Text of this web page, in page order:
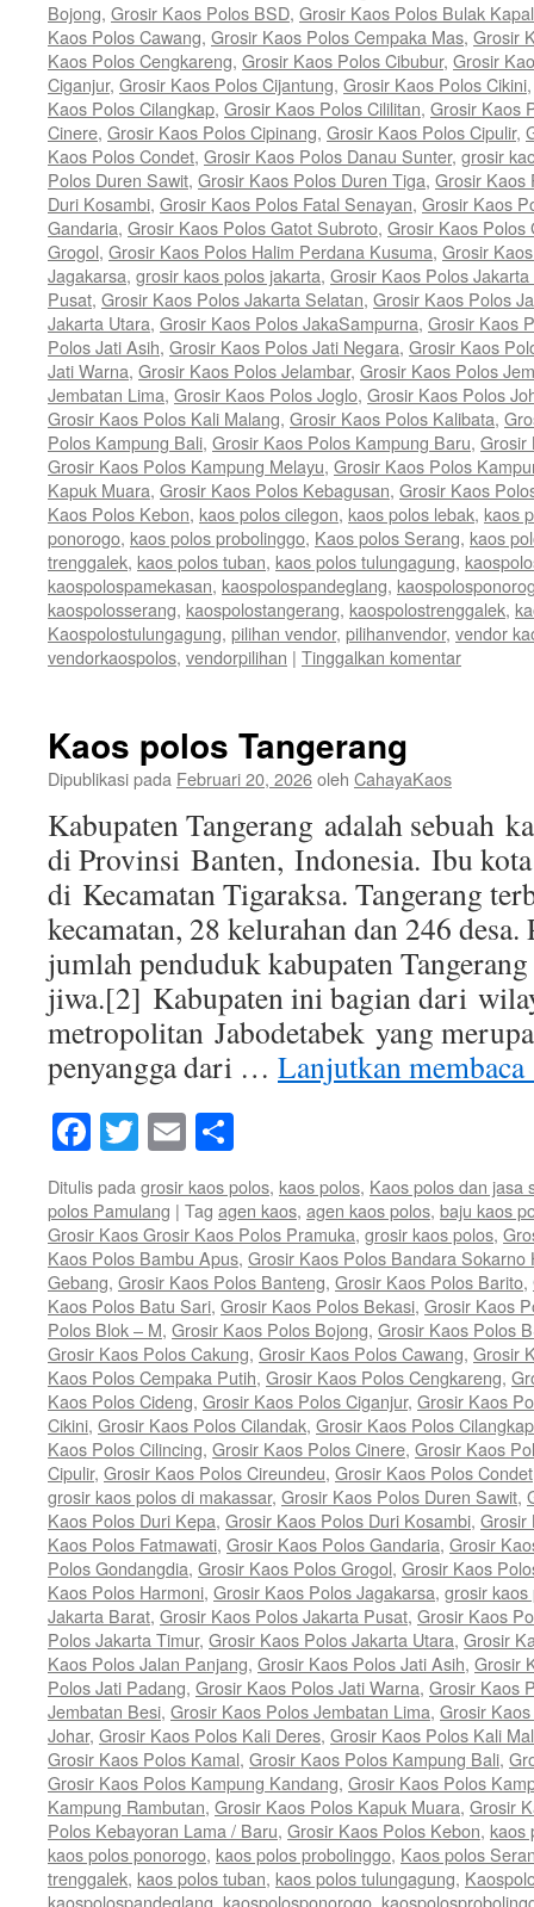
Bojong, Grosir Kaos Polos BSD, Grosir Kaos Polos Bulak Kapal
Kaos Polos Cawang, Grosir Kaos Polos Cempaka Mas, Grosir
Kaos Polos Cengkareng, Grosir Kaos Polos Cibubur, Grosir
Ciganjur, Grosir Kaos Polos Cijantung, Grosir Kaos Polos Cikini
Kaos Polos Cilangkap, Grosir Kaos Polos Cililitan, Grosir Kaos
Cinere, Grosir Kaos Polos Cipinang, Grosir Kaos Polos Cipulir,
Kaos Polos Condet, Grosir Kaos Polos Danau Sunter, grosir
Polos Duren Sawit, Grosir Kaos Polos Duren Tiga, Grosir Kaos
Duri Kosambi, Grosir Kaos Polos Fatal Senayan, Grosir Kaos
Gandaria, Grosir Kaos Polos Gatot Subroto, Grosir Kaos Polos
Grogol, Grosir Kaos Polos Halim Perdana Kusuma, Grosir
Jagakarsa, grosir kaos polos jakarta, Grosir Kaos Polos
Pusat, Grosir Kaos Polos Jakarta Selatan, Grosir Kaos Polos
Jakarta Utara, Grosir Kaos Polos JakaSampurna, Grosir Kaos
Polos Jati Asih, Grosir Kaos Polos Jati Negara, Grosir Kaos
Jati Warna, Grosir Kaos Polos Jelambar, Grosir Kaos Polos
Jembatan Lima, Grosir Kaos Polos Joglo, Grosir Kaos Polos
Grosir Kaos Polos Kali Malang, Grosir Kaos Polos Kalibata,
Polos Kampung Bali, Grosir Kaos Polos Kampung Baru, Grosir
Grosir Kaos Polos Kampung Melayu, Grosir Kaos Polos
Kapuk Muara, Grosir Kaos Polos Kebagusan, Grosir Kaos
Kaos Polos Kebon, kaos polos cilegon, kaos polos lebak, kaos
ponorogo, kaos polos probolinggo, Kaos polos Serang, kaos
trenggalek, kaos polos tuban, kaos polos tulungagung,
kaospolospamekasan, kaospolospandeglang,
kaospolosserang, kaospolostangerang, kaospolostrenggalek,
Kaospolostulungagung, pilihan vendor, pilihanvendor, vendor
vendorkaospolos, vendorpilihan | Tinggalkan komentar
Kaos polos Tangerang
Dipublikasi pada Februari 20, 2026oleh CahayaKaos
Kabupaten Tangerang adalah sebuah
di Provinsi Banten, Indonesia. Ibu
di Kecamatan Tigaraksa. Tangerang
kecamatan, 28 kelurahan dan 246
jumlah penduduk kabupaten
jiwa.[2] Kabupaten ini bagian dari
metropolitan Jabodetabek yang
penyangga dari … Lanjutkan membaca
Facebook
Twitter
Email
Ditulis padagrosir kaos polos, kaos polos, Kaos polos dan jasa
polos Pamulang | Tag agen kaos, agen kaos polos, baju kaos
Grosir Kaos Grosir Kaos Polos Pramuka, grosir kaos polos,
Kaos Polos Bambu Apus, Grosir Kaos Polos Bandara Sokarno
Gebang, Grosir Kaos Polos Banteng, Grosir Kaos Polos Barito,
Kaos Polos Batu Sari, Grosir Kaos Polos Bekasi, Grosir Kaos
Polos Blok – M, Grosir Kaos Polos Bojong, Grosir Kaos Polos
Grosir Kaos Polos Cakung, Grosir Kaos Polos Cawang, Grosir
Kaos Polos Cempaka Putih, Grosir Kaos Polos Cengkareng,
Kaos Polos Cideng, Grosir Kaos Polos Ciganjur, Grosir Kaos
Cikini, Grosir Kaos Polos Cilandak, Grosir Kaos Polos Cilangkap
Kaos Polos Cilincing, Grosir Kaos Polos Cinere, Grosir Kaos
Cipulir, Grosir Kaos Polos Cireundeu, Grosir Kaos Polos Condet
grosir kaos polos di makassar, Grosir Kaos Polos Duren Sawit,
Kaos Polos Duri Kepa, Grosir Kaos Polos Duri Kosambi, Grosir
Kaos Polos Fatmawati, Grosir Kaos Polos Gandaria, Grosir
Polos Gondangdia, Grosir Kaos Polos Grogol, Grosir Kaos
Kaos Polos Harmoni, Grosir Kaos Polos Jagakarsa, grosir kaos
Jakarta Barat, Grosir Kaos Polos Jakarta Pusat, Grosir Kaos
Polos Jakarta Timur, Grosir Kaos Polos Jakarta Utara, Grosir
Kaos Polos Jalan Panjang, Grosir Kaos Polos Jati Asih, Grosir
Polos Jati Padang, Grosir Kaos Polos Jati Warna, Grosir Kaos
Jembatan Besi, Grosir Kaos Polos Jembatan Lima, Grosir
Johar, Grosir Kaos Polos Kali Deres, Grosir Kaos Polos Kali
Grosir Kaos Polos Kamal, Grosir Kaos Polos Kampung Bali,
Grosir Kaos Polos Kampung Kandang, Grosir Kaos Polos
Kampung Rambutan, Grosir Kaos Polos Kapuk Muara, Grosir
Polos Kebayoran Lama / Baru, Grosir Kaos Polos Kebon, kaos
kaos polos ponorogo, kaos polos probolinggo, Kaos polos
trenggalek, kaos polos tuban, kaos polos tulungagung,
kaospolospandeglang kaospolosponorogo